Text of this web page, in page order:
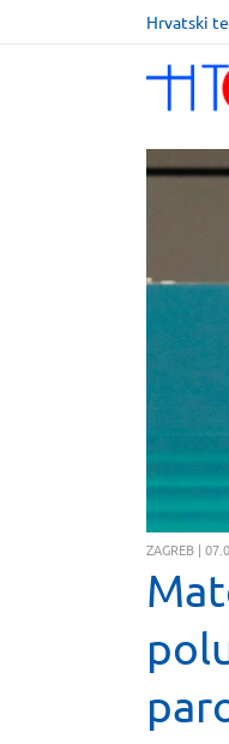
Hrvatski
ZAGREB |